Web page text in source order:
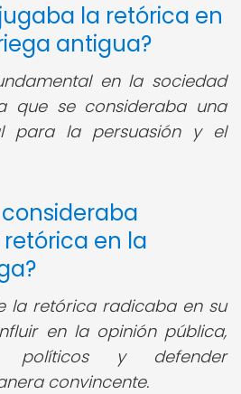
la retórica en
antigua?
en la sociedad
que se consideraba una
para la persuasión y el
consideraba
en la
la retórica radicaba en su
en la opinión pública,
políticos y defender
convincente.